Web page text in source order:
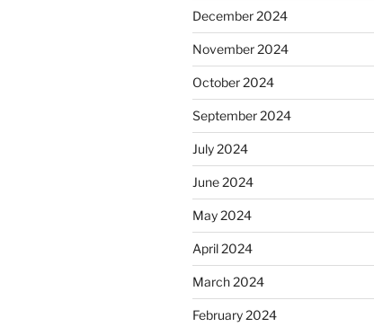
December 2024
November 2024
October 2024
September 2024
July 2024
June 2024
May 2024
April 2024
March 2024
February 2024